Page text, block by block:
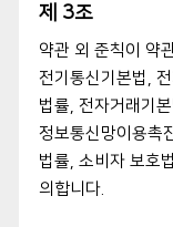
제 3조
약관 외 준칙이 약
전기통신기본법,
법률, 전자거래기
정보통신망이용촉
법률, 소비자 보호
의합니다.